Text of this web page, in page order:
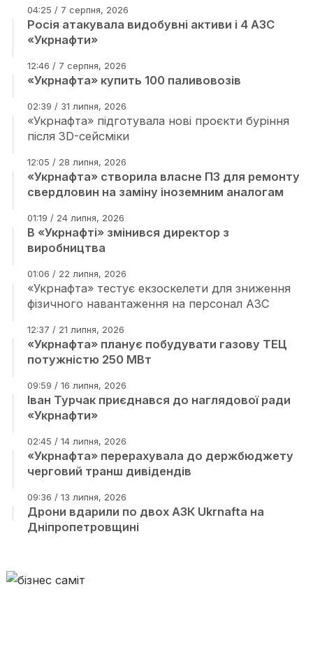
04:25 / 7 серпня, 2026
Росія атакувала видобувні активи і 4 АЗС
«Укрнафти»
12:46 / 7 серпня, 2026
«Укрнафта» купить 100 паливовозів
02:39 / 31 липня, 2026
«Укрнафта» підготувала нові проєкти буріння
після 3D-сейсміки
12:05 / 28 липня, 2026
«Укрнафта» створила власне ПЗ для ремонту
свердловин на заміну іноземним аналогам
01:19 / 24 липня, 2026
В «Укрнафті» змінився директор з
виробництва
01:06 / 22 липня, 2026
«Укрнафта» тестує екзоскелети для зниження
фізичного навантаження на персонал АЗС
12:37 / 21 липня, 2026
«Укрнафта» планує побудувати газову ТЕЦ
потужністю 250 МВт
09:59 / 16 липня, 2026
Іван Турчак приєднався до наглядової ради
«Укрнафти»
02:45 / 14 липня, 2026
«Укрнафта» перерахувала до держбюджету
черговий транш дивідендів
09:36 / 13 липня, 2026
Дрони вдарили по двох АЗК Ukrnafta на
Дніпропетровщині